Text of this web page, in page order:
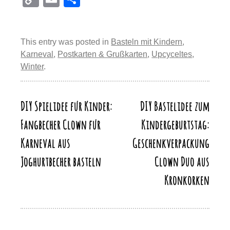
er
st
b
o
o
y
d
o
n
A
p
p
y
Li
n
k
n
This entry was posted in Basteln mit Kindern,
Karneval , Postkarten & Grußkarten, Upcyceltes,
Winter.
Beitragsnavigation
DIY Spielidee für Kinder:
Fangbecher Clown für
Karneval aus
Joghurtbecher basteln
DIY Bastelidee zum
Kindergeburtstag:
Geschenkverpackung
Clown Duo aus
Kronkorken